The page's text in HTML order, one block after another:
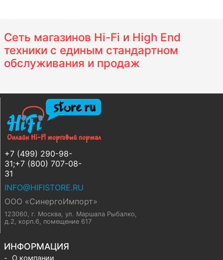
Сеть магазинов Hi-Fi и High End
техники с единым стандартном
обслуживания и продаж
+7 (499) 290-98-
31;+7 (800) 707-08-
31
INFO@HIFISTORE.RU
ООО «СинергоИмпорт»
123060, г. Москва, ул. Маршала Рыбалко,
д.2, корп.6, помещение 617
ИНФОРМАЦИЯ
О компании